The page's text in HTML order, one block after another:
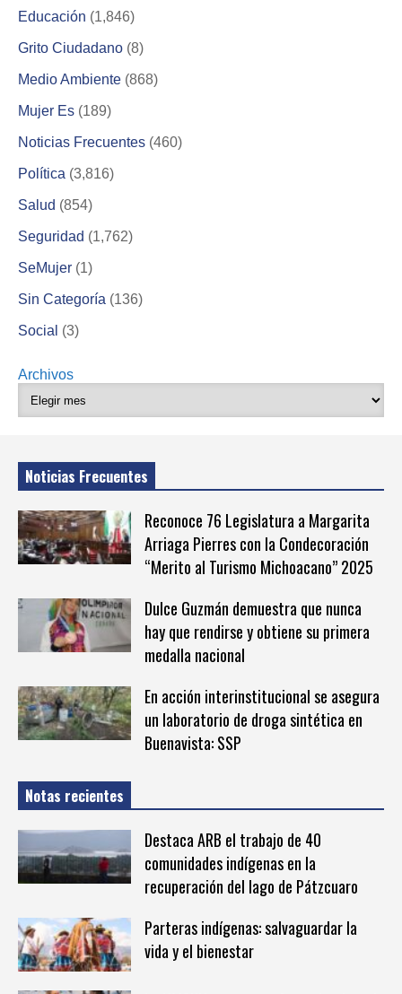
Educación (1,846)
Grito Ciudadano (8)
Medio Ambiente (868)
Mujer Es (189)
Noticias Frecuentes (460)
Política (3,816)
Salud (854)
Seguridad (1,762)
SeMujer (1)
Sin Categoría (136)
Social (3)
Archivos
Noticias Frecuentes
Reconoce 76 Legislatura a Margarita
Arriaga Pierres con la Condecoración
“Merito al Turismo Michoacano” 2025
Dulce Guzmán demuestra que nunca
hay que rendirse y obtiene su primera
medalla nacional
En acción interinstitucional se asegura
un laboratorio de droga sintética en
Buenavista: SSP
Notas recientes
Destaca ARB el trabajo de 40
comunidades indígenas en la
recuperación del lago de Pátzcuaro
Parteras indígenas: salvaguardar la
vida y el bienestar